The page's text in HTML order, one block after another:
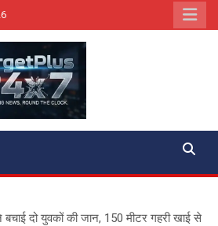
24×7
दो युवकों की जान, 150 मीटर गहरी खाई से